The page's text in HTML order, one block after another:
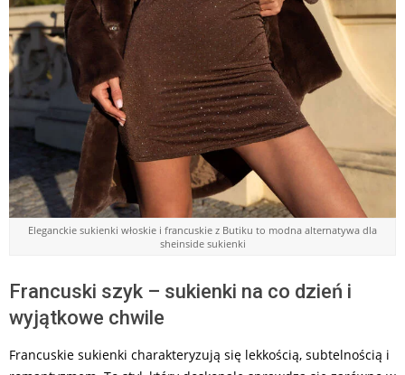
Eleganckie sukienki włoskie i francuskie z Butiku to modna alternatywa dla
sheinside sukienki
Francuski szyk – sukienki na co dzień i
wyjątkowe chwile
Francuskie sukienki charakteryzują się lekkością, subtelnością i